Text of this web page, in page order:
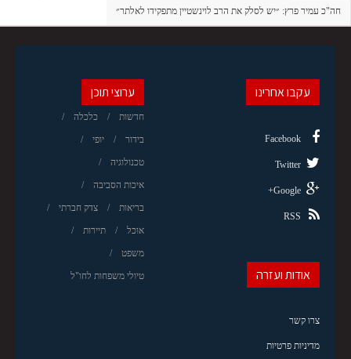
חה"כ עמיר פרץ: ״יש לסלק את הרב לוינשטיין מתפקידו לאלתר״
ערוצי תוכן
חדשות כלכלה
בידור יופי
טכנולוגיה
איכות הסביבה
בריאות צדק חברתי
אוכל תיירות
משפט
טיולי משפחות לחו"ל
עקבו אחרינו
Facebook
Twitter
Google+
RSS
אודות ועזרה
צרו קשר
מדיניות פרטיות